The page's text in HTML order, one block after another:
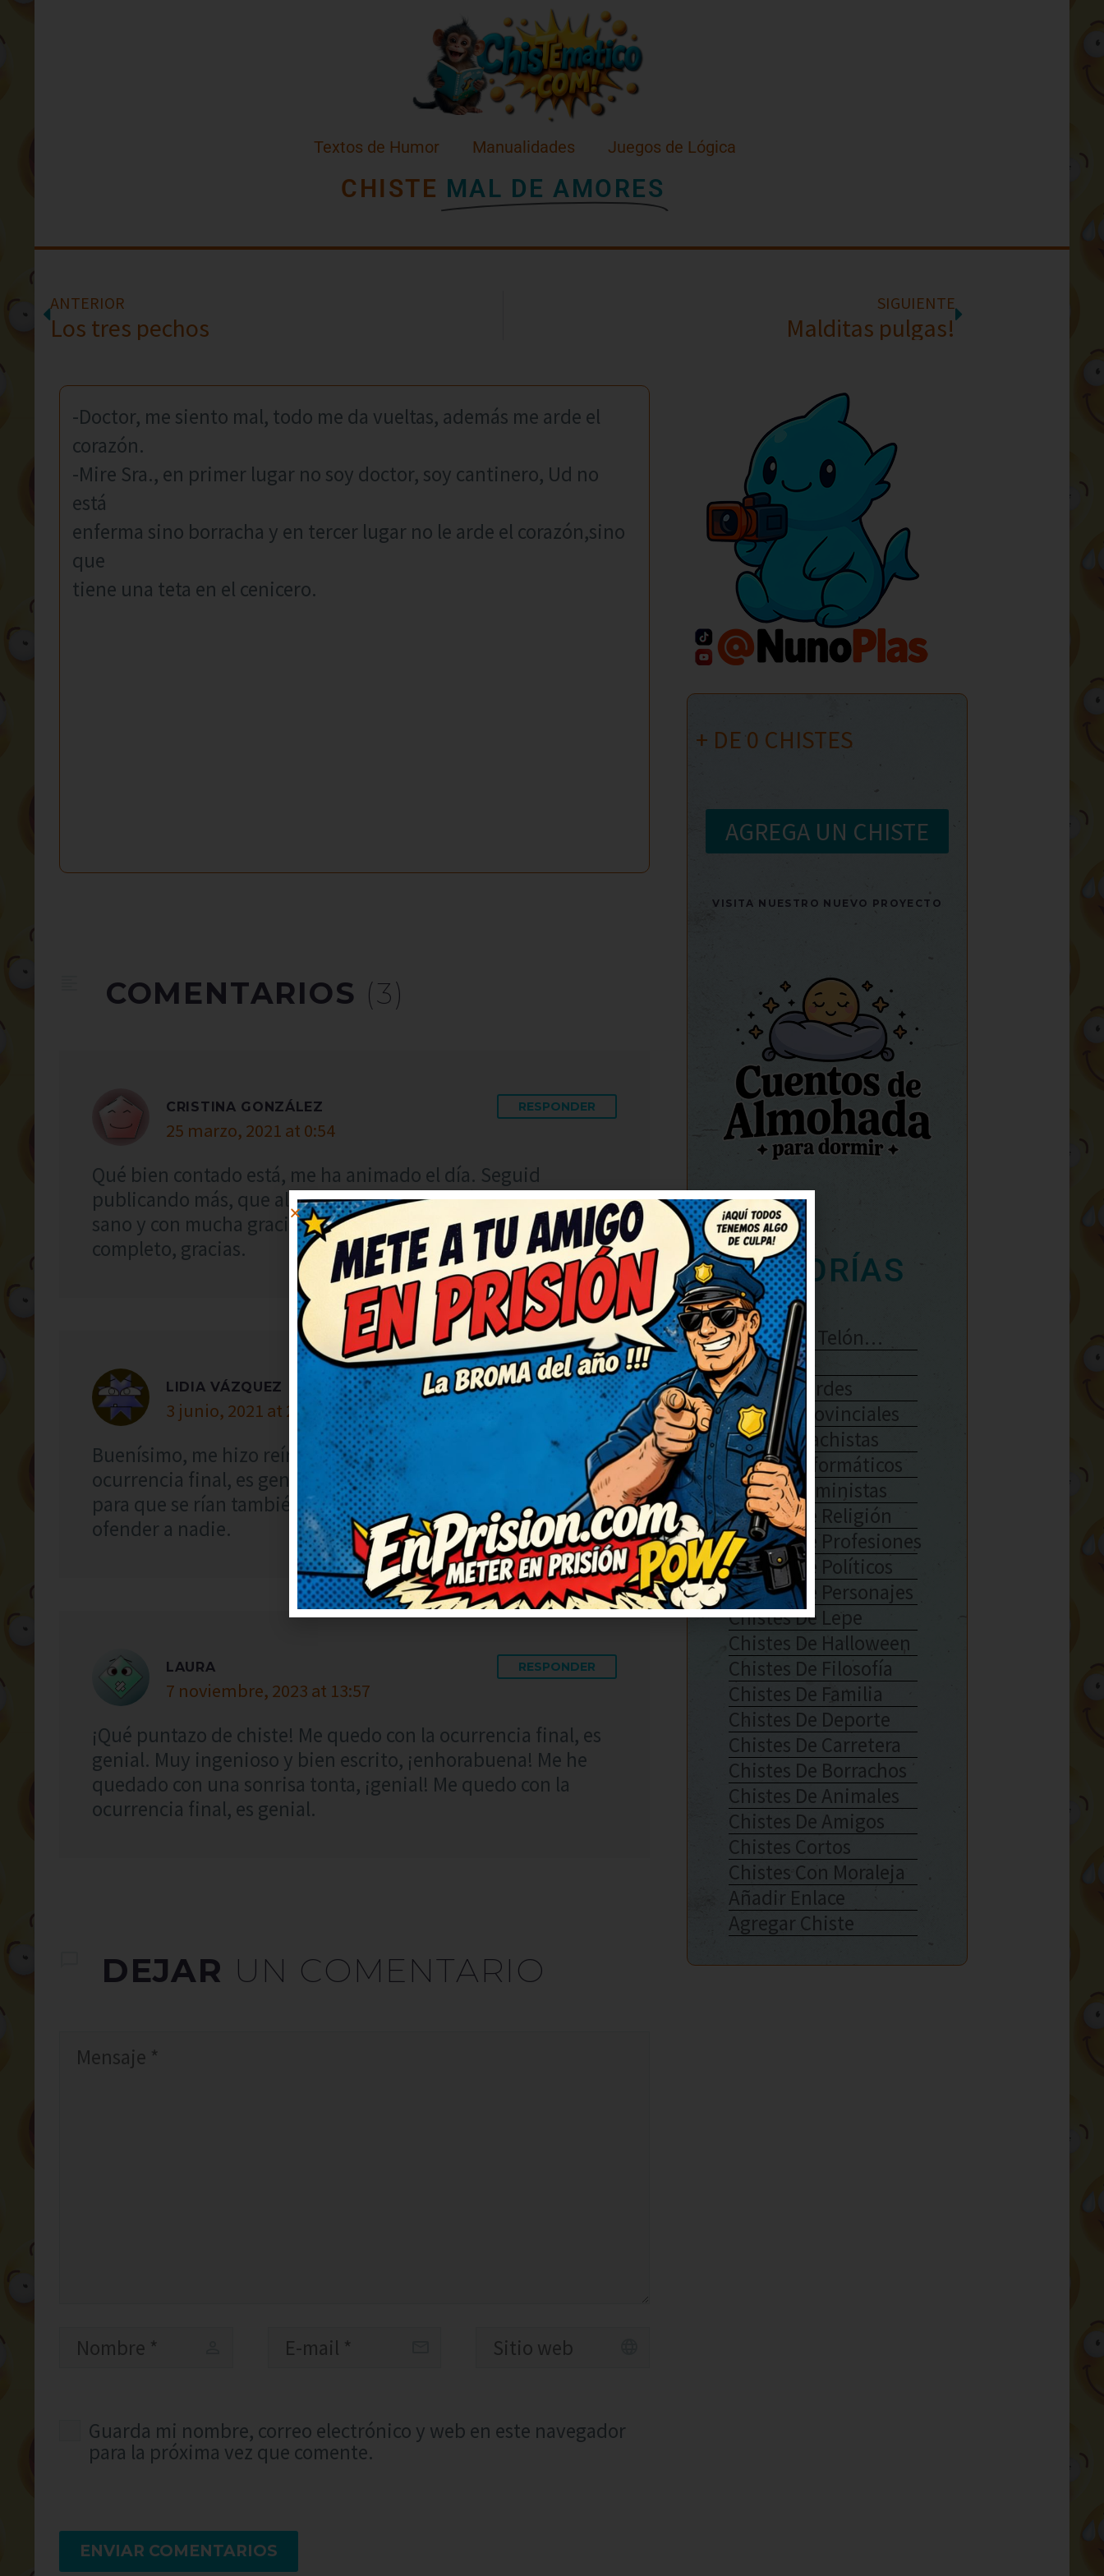
Textos de Humor Manualidades Juegos de Lógica
CHISTE MAL DE AMORES
ANTERIOR
Los tres pechos
SIGUIENTE
Malditas pulgas!
-Doctor, me siento mal, todo me da vueltas, además me arde el
corazón.
-Mire Sra., en primer lugar no soy doctor, soy cantinero, Ud no
está
enferma sino borracha y en tercer lugar no le arde el corazón,sino
que
tiene una teta en el cenicero.
COMENTARIOS (3)
CRISTINA GONZÁLEZ
25 marzo, 2021 at 0:54
RESPONDER
Qué bien contado está, me ha animado el día. Seguid
publicando más, que alegran un montón. Así da gusto, humor
sano y con mucha gracia. Me ha levantado el ánimo por
completo, gracias.
LIDIA VÁZQUEZ
3 junio, 2021 at 20:45
RESPONDER
Buenísimo, me hizo reír a carcajadas. Me quedo con la
ocurrencia final, es genial. Lo voy a compartir con mis amigos
para que se rían también. Humor del bueno, con gracia y sin
ofender a nadie.
LAURA
7 noviembre, 2023 at 13:57
RESPONDER
¡Qué puntazo de chiste! Me quedo con la ocurrencia final, es
genial. Muy ingenioso y bien escrito, ¡enhorabuena! Me he
quedado con una sonrisa tonta, ¡genial! Me quedo con la
ocurrencia final, es genial.
DEJAR UN COMENTARIO
Guarda mi nombre, correo electrónico y web en este navegador
para la próxima vez que comente.
ENVIAR COMENTARIOS
+ DE 0 CHISTES
AGREGA UN CHISTE
VISITA NUESTRO NUEVO PROYECTO
CATEGORÍAS
Se Abre El Telón…
Enlaces
Chistes Verdes
Chistes Provinciales
Chistes Machistas
Chistes Informáticos
Chistes Feministas
Chistes De Religión
Chistes De Profesiones
Chistes De Políticos
Chistes De Personajes
Chistes De Lepe
Chistes De Halloween
Chistes De Filosofía
Chistes De Familia
Chistes De Deporte
Chistes De Carretera
Chistes De Borrachos
Chistes De Animales
Chistes De Amigos
Chistes Cortos
Chistes Con Moraleja
Añadir Enlace
Agregar Chiste